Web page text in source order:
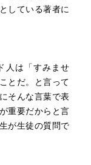
している著者に
人は「すみませ
とだ。と言って
そんな言葉で表
重要だからと言
が生徒の質問で